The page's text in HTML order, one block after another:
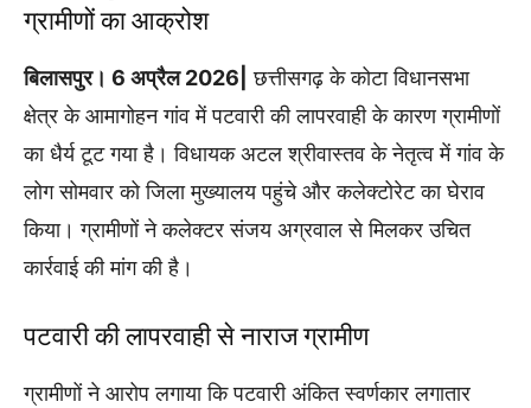
ग्रामीणों का आक्रोश
बिलासपुर। 6 अप्रैल 2026| छत्तीसगढ़ के कोटा विधानसभा
क्षेत्र के आमागोहन गांव में पटवारी की लापरवाही के कारण ग्रामीणों
का धैर्य टूट गया है। विधायक अटल श्रीवास्तव के नेतृत्व में गांव के
लोग सोमवार को जिला मुख्यालय पहुंचे और कलेक्टोरेट का घेराव
किया। ग्रामीणों ने कलेक्टर संजय अग्रवाल से मिलकर उचित
कार्रवाई की मांग की है।
पटवारी की लापरवाही से नाराज ग्रामीण
ग्रामीणों ने आरोप लगाया कि पटवारी अंकित स्वर्णकार लगातार